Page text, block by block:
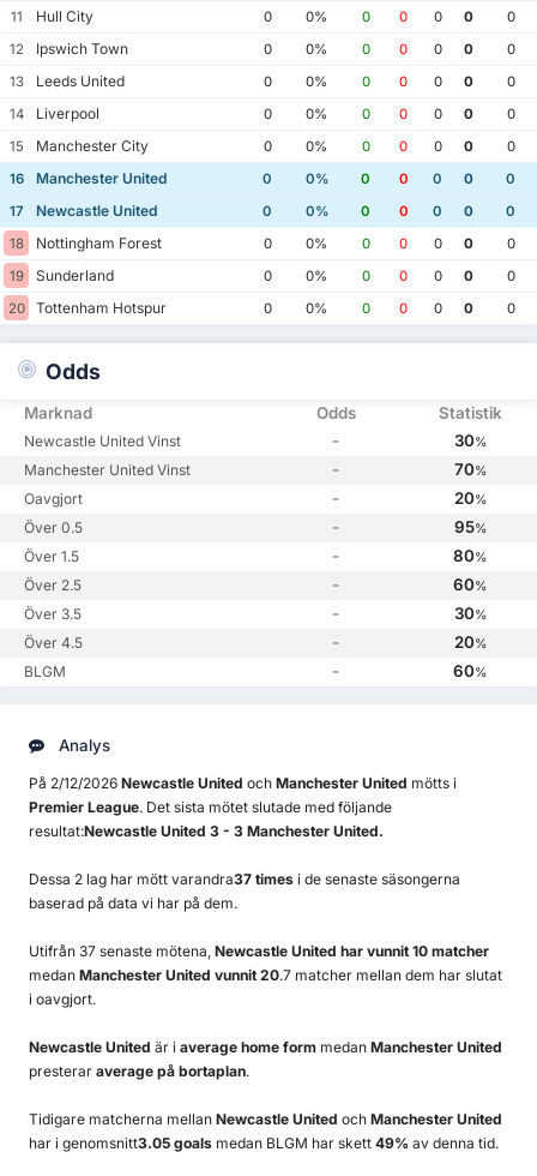
11
Hull City 0 0% 0 0 0 0
0
12
Ipswich Town 0 0% 0 0 0 0
0
13
Leeds United 0 0% 0 0 0 0
0
14
Liverpool 0 0% 0 0 0 0
0
15
Manchester City 0 0% 0 0 0 0
0
16
Manchester United 0 0% 0 0 0 0
0
17
Newcastle United 0 0% 0 0 0 0
0
18
Nottingham Forest 0 0% 0 0 0 0
0
19
Sunderland 0 0% 0 0 0 0
0
20
Tottenham Hotspur 0 0% 0 0 0 0 0
Odds
Marknad Odds Statistik
Newcastle United Vinst - 30%
Manchester United Vinst - 70%
Oavgjort - 20%
Över 0.5 - 95%
Över 1.5 - 80%
Över 2.5 - 60%
Över 3.5 - 30%
Över 4.5 - 20%
BLGM - 60%
Analys
På 2/12/2026 Newcastle United och Manchester United mötts i
Premier League. Det sista mötet slutade med följande
resultat:Newcastle United 3 - 3 Manchester United.
Dessa 2 lag har mött varandra37 times i de senaste säsongerna
baserad på data vi har på dem.
Utifrån 37 senaste mötena, Newcastle United har vunnit 10 matcher
medan Manchester United vunnit 20.7 matcher mellan dem har slutat
i oavgjort.
Newcastle United är i average home form medan Manchester United
presterar average på bortaplan.
Tidigare matcherna mellan Newcastle United och Manchester United
har i genomsnitt3.05 goals medan BLGM har skett 49% av denna tid.